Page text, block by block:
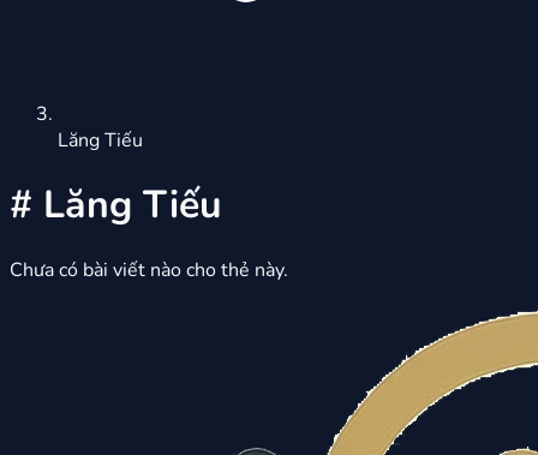
Lăng Tiếu
# Lăng Tiếu
Chưa có bài viết nào cho thẻ này.